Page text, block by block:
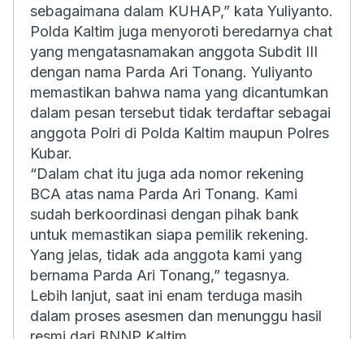
sebagaimana dalam KUHAP,” kata Yuliyanto.
Polda Kaltim juga menyoroti beredarnya chat
yang mengatasnamakan anggota Subdit III
dengan nama Parda Ari Tonang. Yuliyanto
memastikan bahwa nama yang dicantumkan
dalam pesan tersebut tidak terdaftar sebagai
anggota Polri di Polda Kaltim maupun Polres
Kubar.
“Dalam chat itu juga ada nomor rekening
BCA atas nama Parda Ari Tonang. Kami
sudah berkoordinasi dengan pihak bank
untuk memastikan siapa pemilik rekening.
Yang jelas, tidak ada anggota kami yang
bernama Parda Ari Tonang,” tegasnya.
Lebih lanjut, saat ini enam terduga masih
dalam proses asesmen dan menunggu hasil